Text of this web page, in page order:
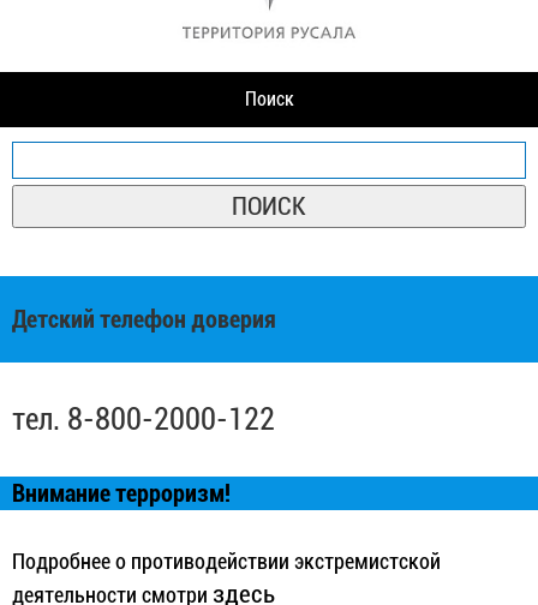
Поиск
Детский телефон доверия
тел. 8-800-2000-122
Внимание терроризм!
Подробнее о противодействии экстремистской
деятельности смотри здесь